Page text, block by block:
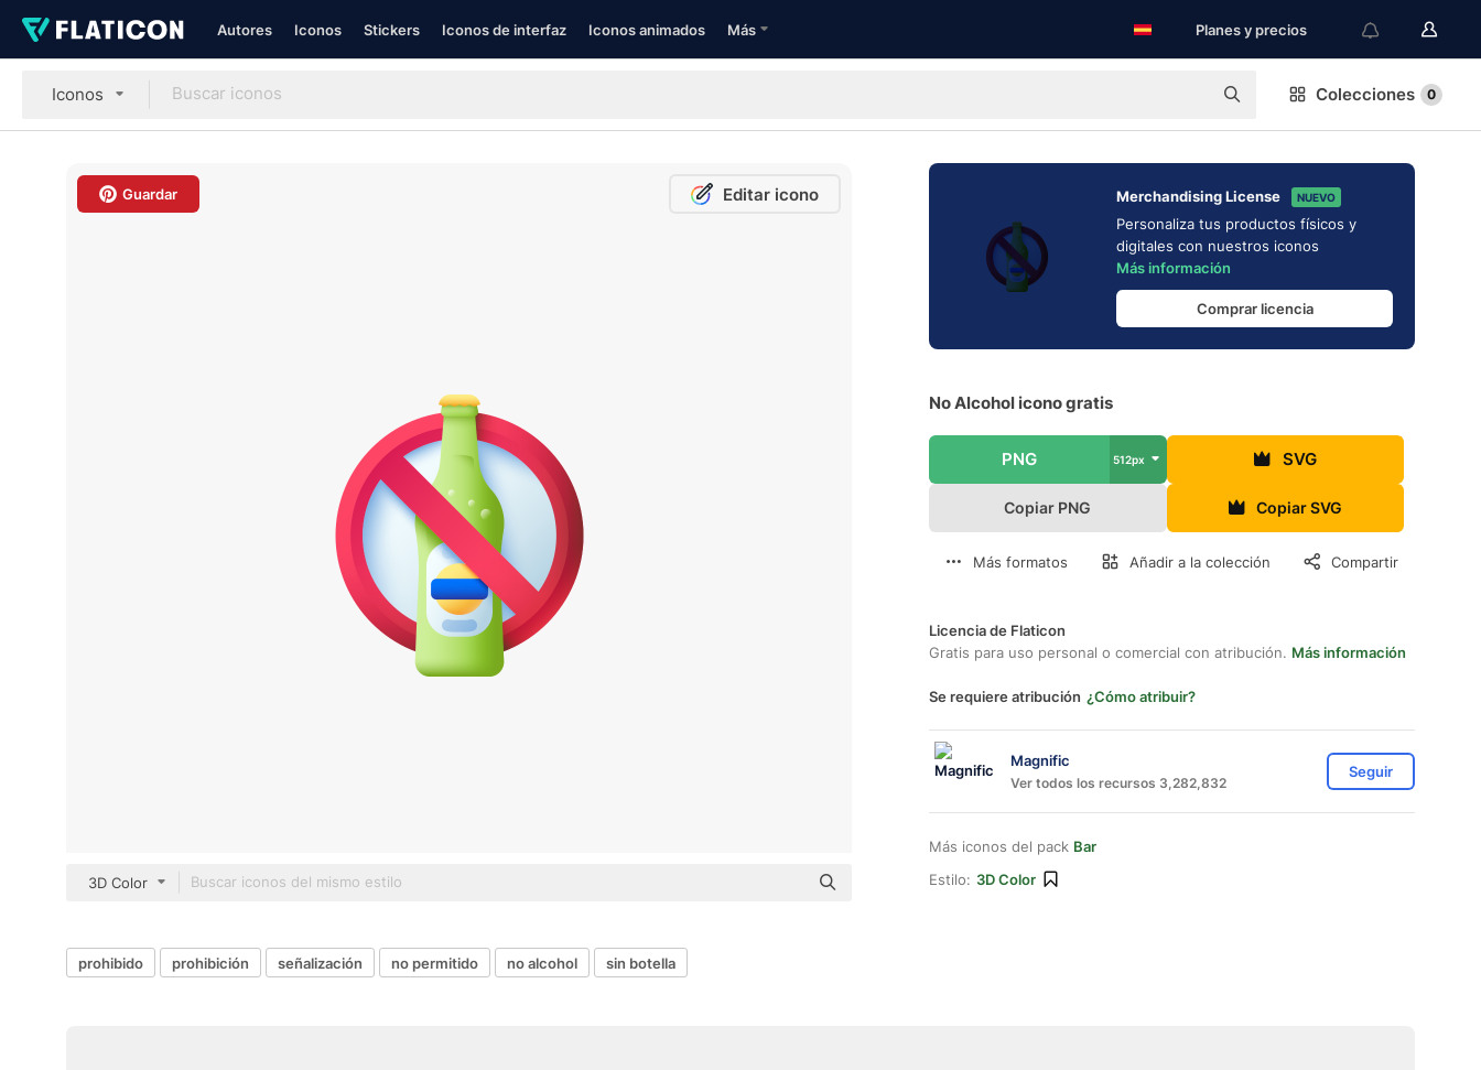
Autores Iconos Stickers Iconos de interfaz Iconos animados Más Planes y precios
Iconos Colecciones 0
Guardar Editar icono
3D Color
Merchandising License NUEVO
Personaliza tus productos físicos y
digitales con nuestros iconos
Más información
Comprar licencia
No Alcohol icono gratis
PNG 512px SVG
Copiar PNG Copiar SVG
Más formatos Añadir a la colección Compartir
Licencia de Flaticon
Gratis para uso personal o comercial con atribución. Más información
Se requiere atribución ¿Cómo atribuir?
Magnific
Ver todos los recursos 3,282,832
Seguir
Más iconos del pack Bar
Estilo: 3D Color
prohibido prohibición señalización no permitido no alcohol sin botella